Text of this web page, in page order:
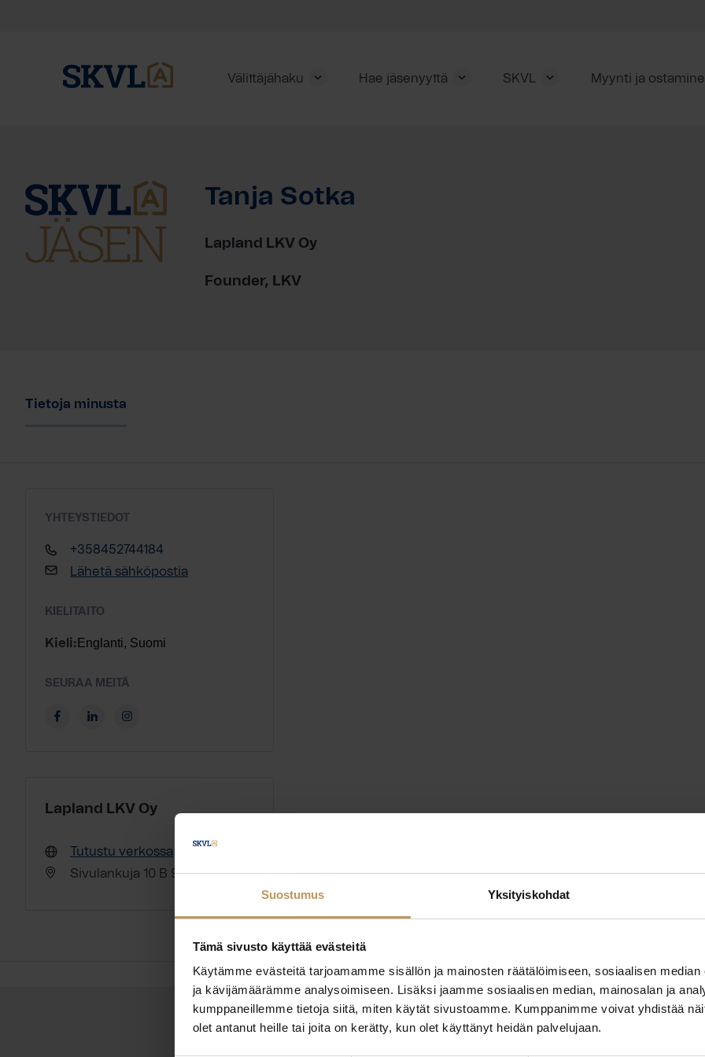
Suostumus Yksityiskohdat
Tämä sivusto käyttää evästeitä
Käytämme evästeitä tarjoamamme sisällön ja mainosten räätälöimiseen, sosiaalisen
ja kävijämäärämme analysoimiseen. Lisäksi jaamme sosiaalisen median, mainosalan ja
kumppaneillemme tietoja siitä, miten käytät sivustoamme. Kumppanimme voivat yhdistää
olet antanut heille tai joita on kerätty, kun olet käyttänyt heidän palvelujaan.
Välittäjähaku Hae jäsenyyttä SKVL Myynti ja
Tanja Sotka
Lapland LKV Oy
Founder, LKV
Tietoja minusta
YHTEYSTIEDOT
+358452744184
Lähetä sähköpostia
KIELITAITO
Kieli: Englanti, Suomi
SEURAA MEITÄ
Lapland LKV Oy
Tutustu verkossa
Sivulankuja 10 B 99130 Sirkka